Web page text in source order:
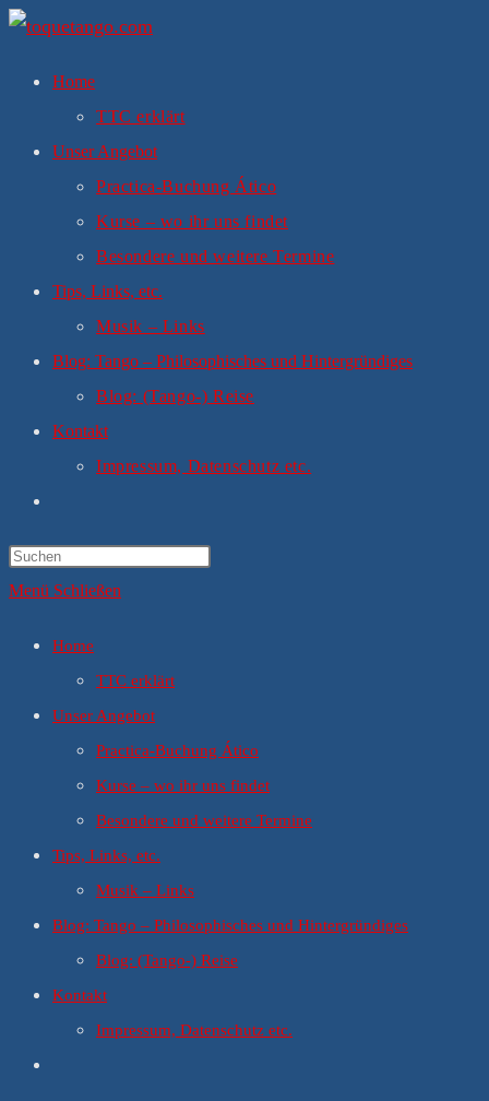
Zum
springen
Home
TTC erklärt
Unser Angebot
Practica-Buchung Ático
Kurse – wo ihr uns findet
Besondere und weitere Termine
Tips, Links, etc.
Musik – Links
Blog: Tango – Philosophisches und Hintergründiges
Blog: (Tango-) Reise
Kontakt
Impressum, Datenschutz etc.
umschalten
Menü Schließen
Home
TTC erklärt
Unser Angebot
Practica-Buchung Ático
Kurse – wo ihr uns findet
Besondere und weitere Termine
Tips, Links, etc.
Musik – Links
Blog: Tango – Philosophisches und Hintergründiges
Blog: (Tango-) Reise
Kontakt
Impressum, Datenschutz etc.